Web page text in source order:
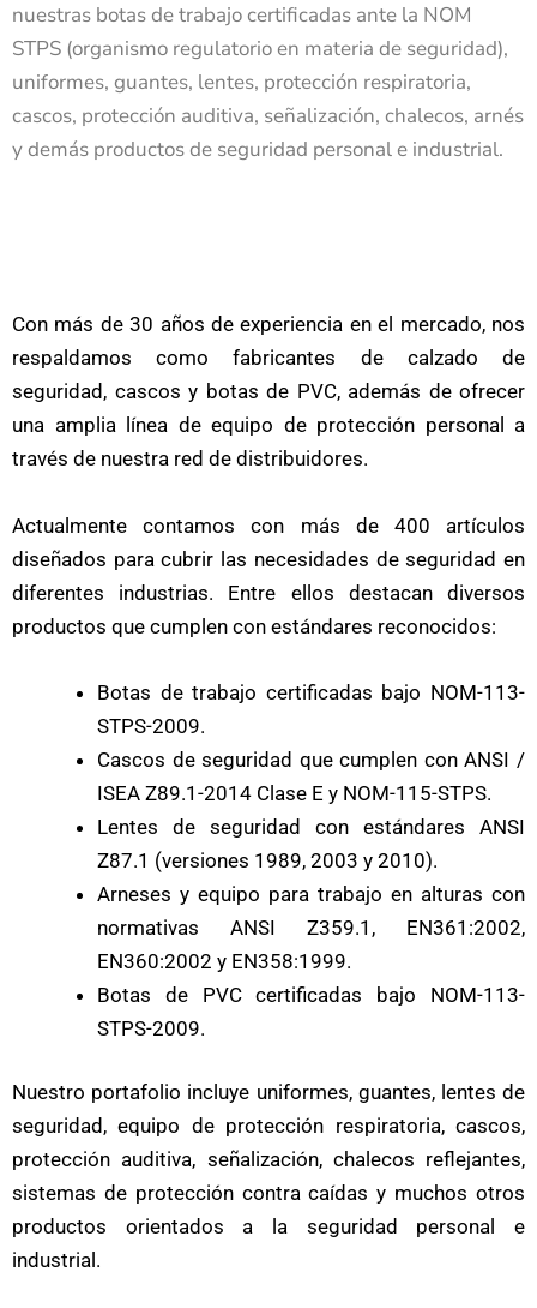
nuestras botas de trabajo certificadas ante la NOM
STPS (organismo regulatorio en materia de seguridad),
uniformes, guantes, lentes, protección respiratoria,
cascos, protección auditiva, señalización, chalecos, arnés
y demás productos de seguridad personal e industrial.
Con más de 30 años de experiencia en el mercado, nos
respaldamos como fabricantes de calzado de
seguridad, cascos y botas de PVC, además de ofrecer
una amplia línea de equipo de protección personal a
través de nuestra red de distribuidores.
Actualmente contamos con más de 400 artículos
diseñados para cubrir las necesidades de seguridad en
diferentes industrias. Entre ellos destacan diversos
productos que cumplen con estándares reconocidos:
Botas de trabajo certificadas bajo NOM-113-
STPS-2009.
Cascos de seguridad que cumplen con ANSI /
ISEA Z89.1-2014 Clase E y NOM-115-STPS.
Lentes de seguridad con estándares ANSI
Z87.1 (versiones 1989, 2003 y 2010).
Arneses y equipo para trabajo en alturas con
normativas ANSI Z359.1, EN361:2002,
EN360:2002 y EN358:1999.
Botas de PVC certificadas bajo NOM-113-
STPS-2009.
Nuestro portafolio incluye uniformes, guantes, lentes de
seguridad, equipo de protección respiratoria, cascos,
protección auditiva, señalización, chalecos reflejantes,
sistemas de protección contra caídas y muchos otros
productos orientados a la seguridad personal e
industrial.